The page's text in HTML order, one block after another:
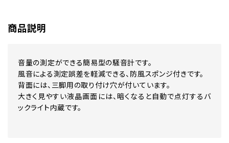
商品説明
音量の測定ができる簡易型の騒音計です。
風音による測定誤差を軽減できる、防風スポンジ付きです。
背面には、三脚用の取り付け穴が付いています。
大きく見やすい液晶画面には、暗くなると自動で点灯するバ
ックライト内蔵です。